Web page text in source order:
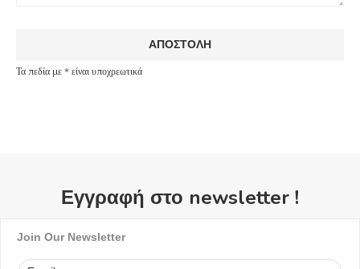
Τα πεδία με * είναι υποχρεωτικά
Εγγραφή στο newsletter !
Join Our Newsletter